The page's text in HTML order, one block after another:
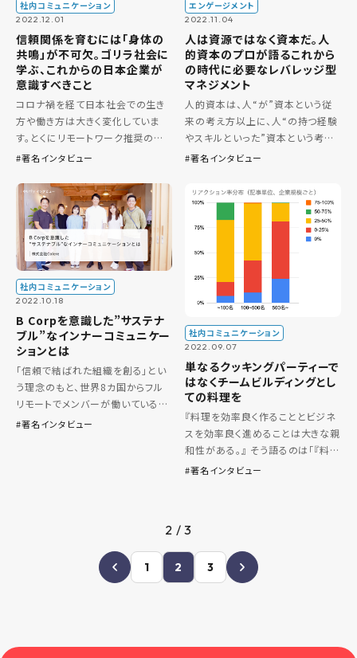
社内コミュニケーション
2022.12.01
信頼関係を育むには「身体の
共鳴」が不可欠。ゴリラ社会に
学ぶ、これからの日本企業が
意識すべきこと
コロナ禍を経て日本社会での生き
方や働き方は大きく変化していま
す。とくにリモートワーク推奨の世
の中になったことで、社内での信頼
も多いのではないでしょうか。 今回
は、霊長類学者で総合地球環境学
研 […]
著名インタビュー
エンゲージメント
2022.11.04
人は資源ではなく資本だ。人
的資本のプロが語るこれから
の時代に必要なレバレッジ型
マネジメント
人的資本は、人“が”資本という従
来の考え方以上に、人“の持つ経験
やスキルといった”資本という考え
方で、企業はいかに人が持つ資本
代にはとても重要である。 そう語
るのは、株式会社NEWONEの […]
著名インタビュー
社内コミュニケーション
2022.10.18
B Corpを意識した”サステナ
ブル”なインナーコミュニケー
ションとは
「信頼で結ばれた組織を創る」とい
う理念のもと、世界8カ国からフル
リモートでメンバーが働いている株
式会社Colere。 Colereは企業に
著名インタビュー
社内コミュニケーション
2022.09.07
単なるクッキングパーティーで
はなくチームビルディングとし
ての料理を
『料理を効率良く作ることとビジネ
スを効率良く進めることは大きな親
和性がある。』 そう語るのは「『料
理』と『人』を通して、世界中に『笑
著名インタビュー
2 / 3
1 2 3